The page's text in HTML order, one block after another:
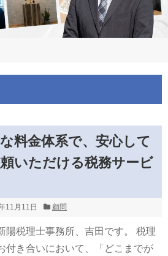
料金体系で、安心して
いただける税務サービ
11月11日 顧問
陽税理士事務所、吉田です。 税理
付き合いにおいて、「どこまでが